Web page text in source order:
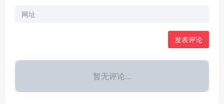
暂无评论...